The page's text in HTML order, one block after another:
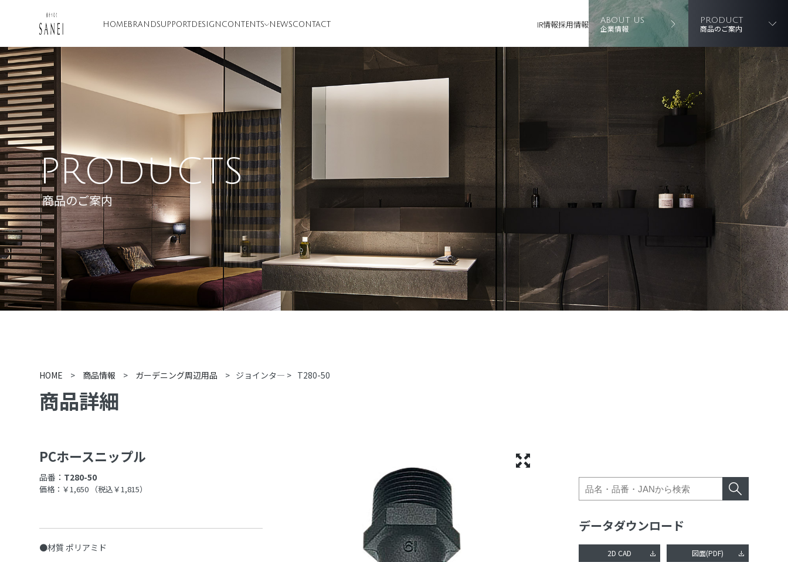
HOME BRANDSUPPORT DESIGN CONTENTS NEWSCONTACT IR情報採用情報 ABOUT US
企業情報
PRODUCT
商品のご案内
PRODUCTS
商品のご案内
HOME > 商品情報 > ガーデニング周辺用品 > ジョインタ― > T280-50
商品詳細
PCホースニップル
品番： T280-50
価格：￥1,650 （税込￥1,815）
●材質 ポリアミド
データダウンロード
2D CAD 図面(PDF)